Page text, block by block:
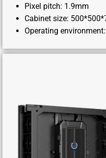
Pixel pitch: 1.9mm
Cabinet size:
Operating